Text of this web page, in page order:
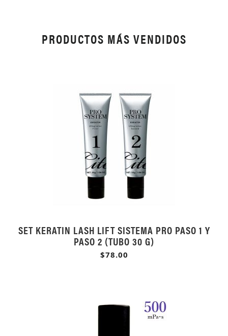
PRODUCTOS MÁS VENDIDOS
SET KERATIN LASH LIFT SISTEMA PRO PASO 1 Y
PASO 2 (TUBO 30 G)
$78.00